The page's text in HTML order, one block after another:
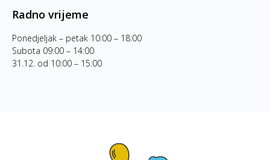
Radno vrijeme
Ponedjeljak – petak 10:00 – 18:00
Subota 09:00 – 14:00
31.12. od 10:00 – 15:00